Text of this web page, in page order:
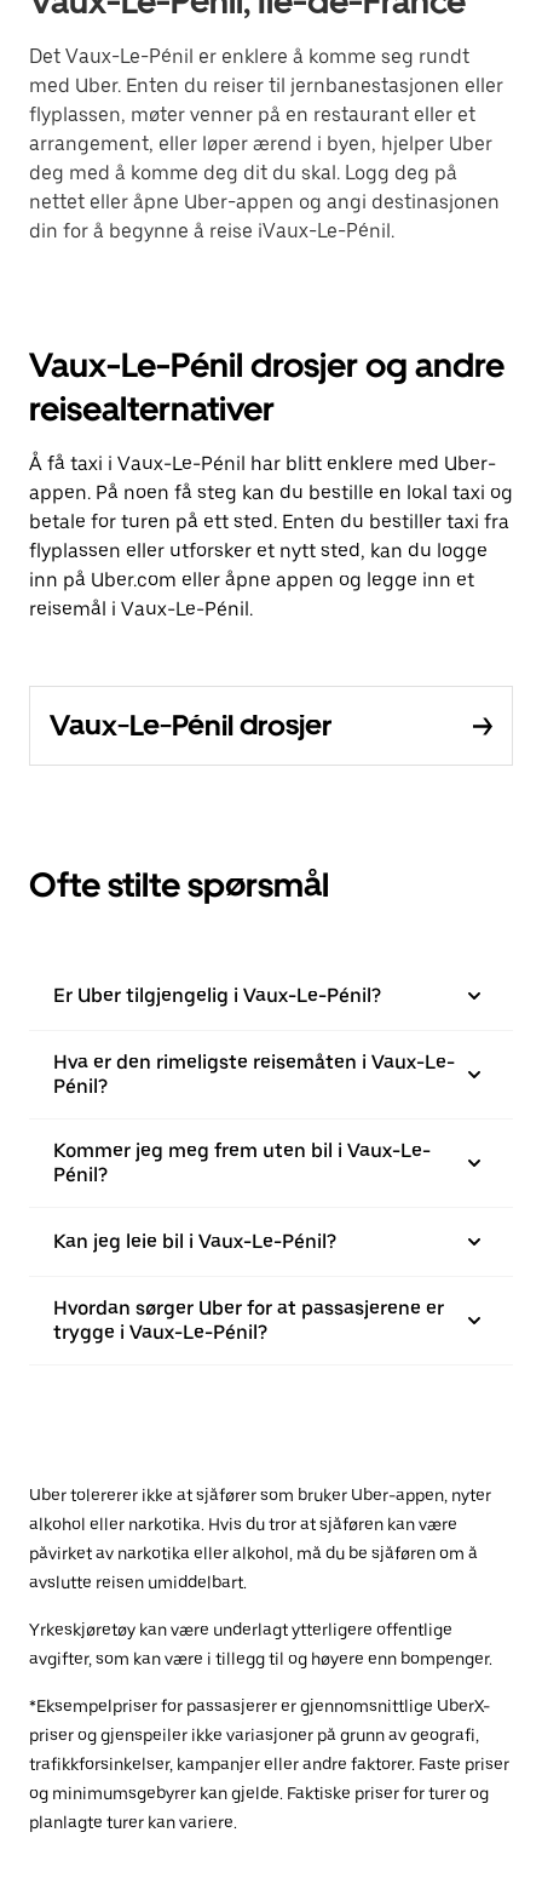
Det Vaux-Le-Pénil er enklere å komme seg rundt
med Uber. Enten du reiser til jernbanestasjonen eller
flyplassen, møter venner på en restaurant eller et
arrangement, eller løper ærend i byen, hjelper Uber
deg med å komme deg dit du skal. Logg deg på
nettet eller åpne Uber-appen og angi destinasjonen
din for å begynne å reise iVaux-Le-Pénil.
Vaux-Le-Pénil drosjer og andre
reisealternativer
Å få taxi i Vaux-Le-Pénil har blitt enklere med Uber-
appen. På noen få steg kan du bestille en lokal taxi og
betale for turen på ett sted. Enten du bestiller taxi fra
flyplassen eller utforsker et nytt sted, kan du logge
inn på Uber.com eller åpne appen og legge inn et
reisemål i Vaux-Le-Pénil.
Vaux-Le-Pénil drosjer
Ofte stilte spørsmål
Er Uber tilgjengelig i Vaux-Le-Pénil?
Hva er den rimeligste reisemåten i Vaux-Le-
Pénil?
Kommer jeg meg frem uten bil i Vaux-Le-
Pénil?
Kan jeg leie bil i Vaux-Le-Pénil?
Hvordan sørger Uber for at passasjerene er
trygge i Vaux-Le-Pénil?
Uber tolererer ikke at sjåfører som bruker Uber-appen, nyter
alkohol eller narkotika. Hvis du tror at sjåføren kan være
påvirket av narkotika eller alkohol, må du be sjåføren om å
avslutte reisen umiddelbart.
Yrkeskjøretøy kan være underlagt ytterligere offentlige
avgifter, som kan være i tillegg til og høyere enn bompenger.
*Eksempelpriser for passasjerer er gjennomsnittlige UberX-
priser og gjenspeiler ikke variasjoner på grunn av geografi,
trafikkforsinkelser, kampanjer eller andre faktorer. Faste priser
og minimumsgebyrer kan gjelde. Faktiske priser for turer og
planlagte turer kan variere.